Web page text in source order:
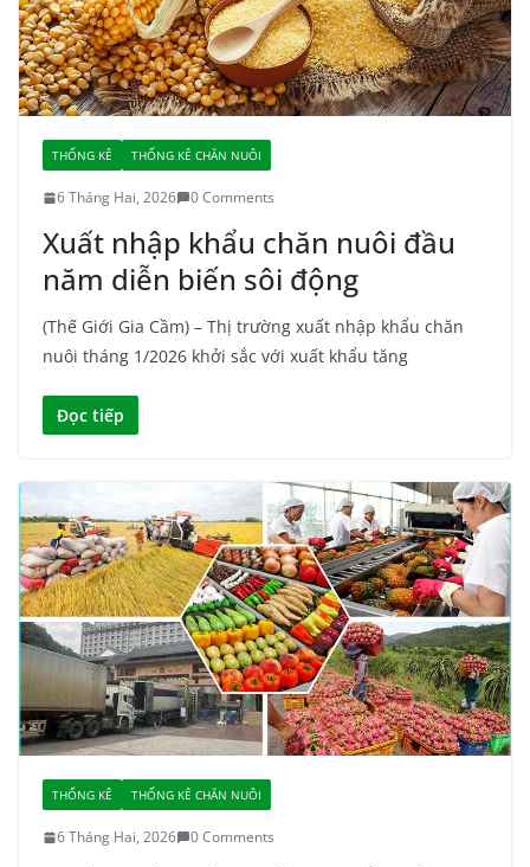
THỐNG KÊ THỐNG KÊ CHĂN NUÔI
6 Tháng Hai, 2026 0 Comments
Xuất nhập khẩu chăn nuôi đầu
năm diễn biến sôi động
(Thế Giới Gia Cầm) – Thị trường xuất nhập khẩu chăn
nuôi tháng 1/2026 khởi sắc với xuất khẩu tăng
Đọc tiếp
THỐNG KÊ THỐNG KÊ CHĂN NUÔI
6 Tháng Hai, 2026 0 Comments